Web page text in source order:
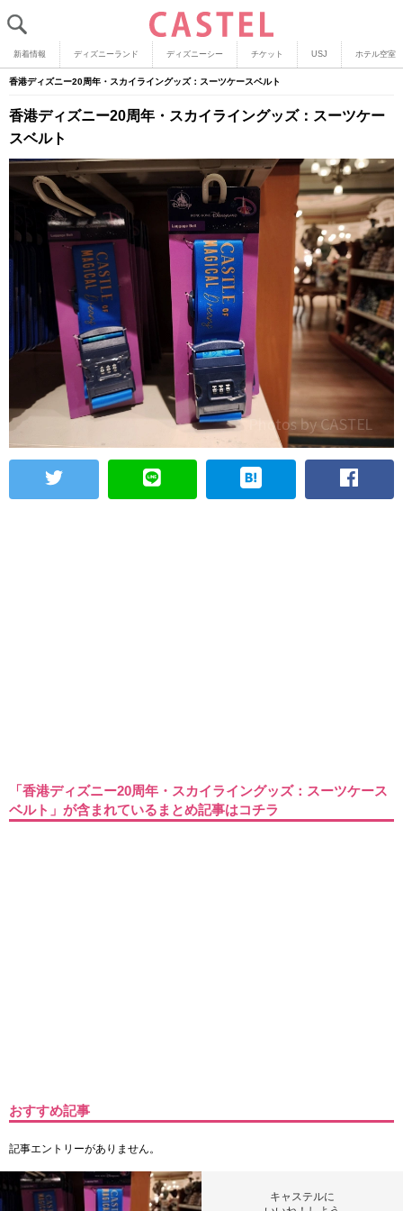
新着情報 ディズニーランド ディズニーシー チケット USJ ホテル空室
香港ディズニー20周年・スカイライングッズ：スーツケースベルト
香港ディズニー20周年・スカイライングッズ：スーツケー
スベルト
「香港ディズニー20周年・スカイライングッズ：スーツケース
ベルト」が含まれているまとめ記事はコチラ
おすすめ記事
記事エントリーがありません。
キャステルに